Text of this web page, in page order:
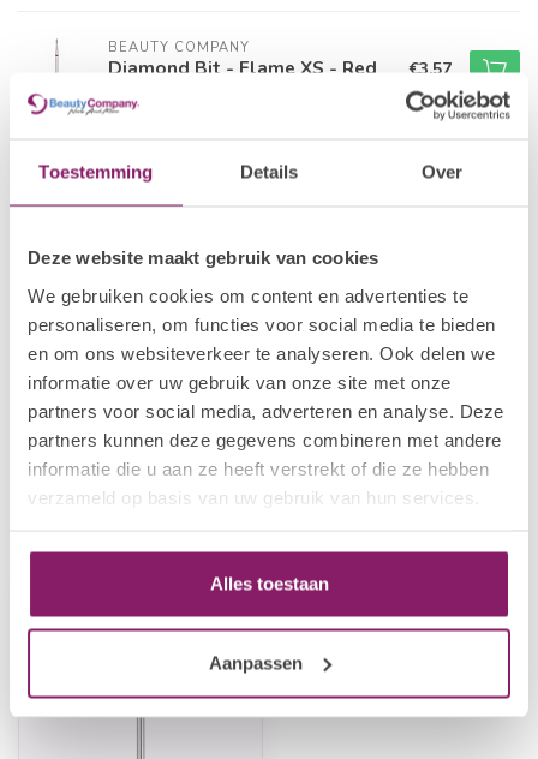
Toestemming Details Over
Deze website maakt gebruik van cookies
We gebruiken cookies om content en advertenties te
personaliseren, om functies voor social media te bieden
en om ons websiteverkeer te analyseren. Ook delen we
informatie over uw gebruik van onze site met onze
partners voor social media, adverteren en analyse. Deze
partners kunnen deze gegevens combineren met andere
informatie die u aan ze heeft verstrekt of die ze hebben
verzameld op basis van uw gebruik van hun services.
Alles toestaan
Aanpassen
BEAUTY COMPANY
Diamond Bit - Flame XS - Red €3,57
BEAUTY COMPANY
Diamond Bit - Flame XS - Blue
In stock
€3,57
Diamond Bit - Frustum - Red
In stock
€5,99
BEAUTY COMPANY
Diamond Bit - Frustum - Blue
In stock
€5,99
€4,79
Recently viewed
-20%